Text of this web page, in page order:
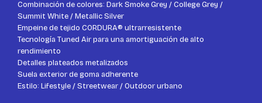
Combinación de colores: Dark Smoke Grey / College Grey /
Summit White / Metallic Silver
Empeine de tejido CORDURA® ultrarresistente
Tecnología Tuned Air para una amortiguación de alto
rendimiento
Detalles plateados metalizados
Suela exterior de goma adherente
Estilo: Lifestyle / Streetwear / Outdoor urbano